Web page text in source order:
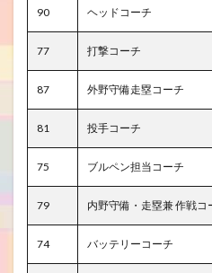
90 ヘッドコーチ
77 打撃コーチ
87 外野守備走塁コーチ
81 投手コーチ
75 ブルペン担当コーチ
79 内野守備・走塁兼 作戦コ
74 バッテリーコーチ